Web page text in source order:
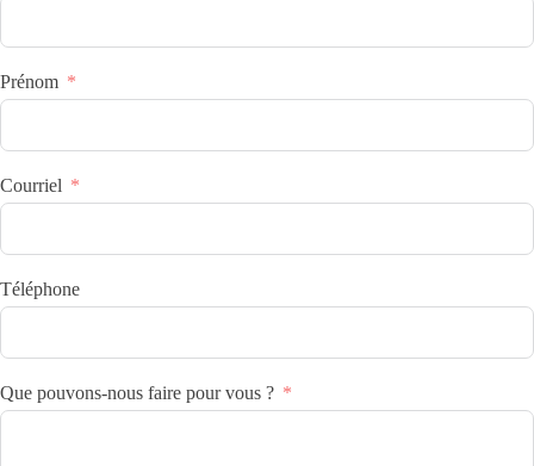
Prénom
Courriel
Téléphone
Que pouvons-nous faire pour vous ?